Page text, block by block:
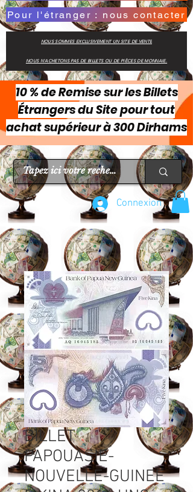
Pour l'étranger : nous contacter
NOUS SOMMES EXCLUSIVEMENT UN SITE DE VENTE
NOUS N'ACHETONS PAS DE BILLETS OU DE PIÈCES DE MONNAIE.
10 % de Remise sur les Billets
Étrangers du Site pour tout
achat supérieur à 300 Dirhams
Connexion
BILLET
PAPOUASIE-
NOUVELLE-GUINEE